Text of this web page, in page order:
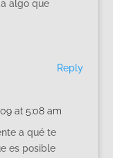
algo que
Reply
at 5:08 am
a qué te
es posible